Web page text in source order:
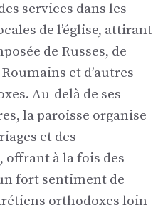
services dans les
de l’église, attirant
de Russes, de
et d’autres
Au-delà de ses
la paroisse organise
et des
à la fois des
fort sentiment de
orthodoxes loin